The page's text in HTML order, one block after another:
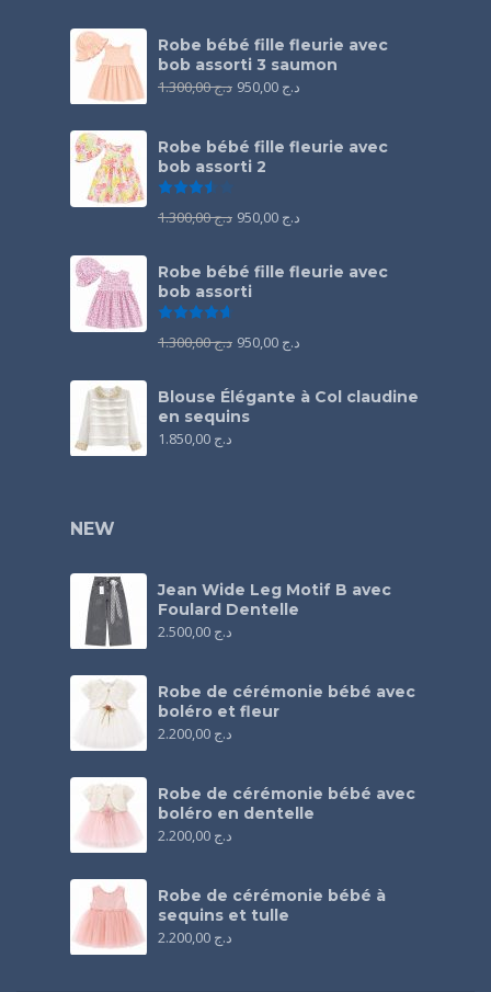
Robe bébé fille fleurie avec
bob assorti 3 saumon
د.ج1.300,00 د.ج
Robe bébé fille fleurie avec
bob assorti 2
د.ج1.300,00 د.ج
Robe bébé fille fleurie avec
bob assorti
د.ج1.300,00 د.ج
Blouse Élégante à Col claudine
en sequins
د.ج
NEW
Jean Wide Leg Motif B avec
Foulard Dentelle
د.ج
Robe de cérémonie bébé avec
boléro et fleur
د.ج
Robe de cérémonie bébé avec
boléro en dentelle
د.ج
Robe de cérémonie bébé à
sequins et tulle
د.ج